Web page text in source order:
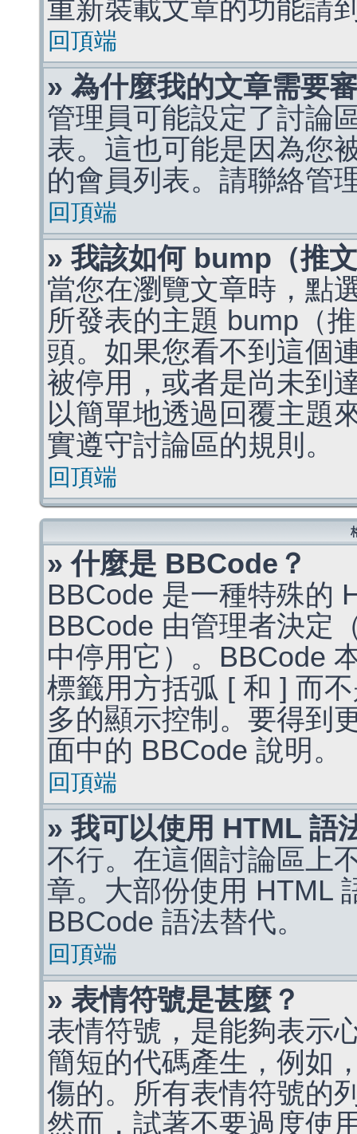
重新裝載文章的功能請
回頂端
» 為什麼我的文章需要
管理員可能設定了討論
表。這也可能是因為您
的會員列表。請聯絡管
回頂端
» 我該如何 bump（推
當您在瀏覽文章時，點
所發表的主題 bump（
頭。如果您看不到這個
被停用，或者是尚未到
以簡單地透過回覆主題
實遵守討論區的規則。
回頂端
» 什麼是 BBCode？
BBCode 是一種特殊的
BBCode 由管理者決定
中停用它）。BBCode
標籤用方括弧 [ 和 ] 而
多的顯示控制。要得到
面中的 BBCode 說明。
回頂端
» 我可以使用 HTML 語
不行。在這個討論區上
章。大部份使用 HTML
BBCode 語法替代。
回頂端
» 表情符號是甚麼？
表情符號，是能夠表示
簡短的代碼產生，例如
傷的。所有表情符號的
然而，試著不要過度使